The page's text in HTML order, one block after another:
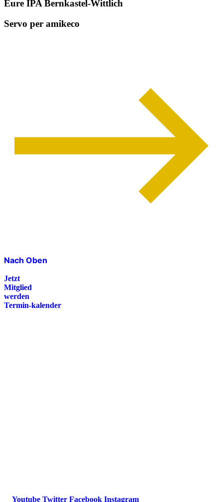
Eure IPA Bernkastel-Wittlich
Servo per amikeco
Nach Oben
Jetzt
Mitglied
werden
Termin-kalender
Youtube Twitter Facebook Instagram